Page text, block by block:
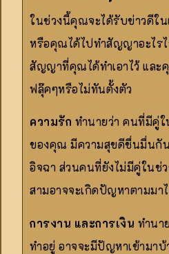
ในช่วงนี้คุณจะได้รับข่าวดีใ
หรือคุณได้ไปทำสัญญาอะไร
สัญญาที่คุณได้ทำเอาไว้ และ
ฟลุ๊คๆหรือไม่ทันตั้งตัว
ความรัก ทำนายว่า คนที่มีคู่
ของคุณ มีความสุขดีชื่นมื่นกั
อิจฉา ส่วนคนที่ยังไม่มีคู่ในช่ว
สามอาจจะเกิดปัญหาตามมา
การงาน และการเงิน ทำนา
ทำอยู่ อาจจะมีปัญหาเข้ามา